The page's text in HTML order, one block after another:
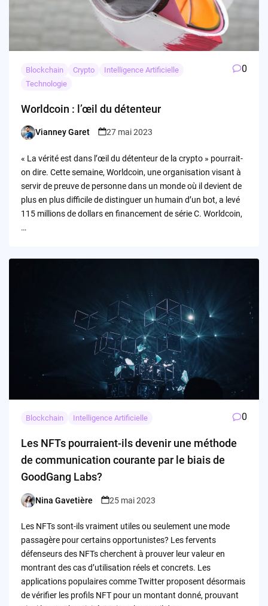
Blockchain Crypto
Intelligence Artificielle
Technologie
0
Worldcoin : l’œil du détenteur
Posted
Vianney Garet 27 mai 2023
« La vérité est dans l’œil du détenteur de la crypto » pourrait-
on dire. Cette semaine, Worldcoin, une organisation visant à
servir de preuve de personne dans un monde où il devient de
plus en plus difficile de distinguer un humain d’un bot, a levé
115 millions de dollars en financement de série C. Worldcoin,
…
Blockchain Intelligence Artificielle 0
Les NFTs pourraient-ils devenir une méthode
de communication courante par le biais de
GoodGang Labs?
Posted
Nina Gavetière 25 mai 2023
Les NFTs sont-ils vraiment utiles ou seulement une mode
passagère pour certains opportunistes? Les fervents
défenseurs des NFTs cherchent à prouver leur valeur en
montrant des cas d’utilisation réels et concrets. Les
applications populaires comme Twitter proposent désormais
de vérifier les profils NFT pour un montant donné, prouvant